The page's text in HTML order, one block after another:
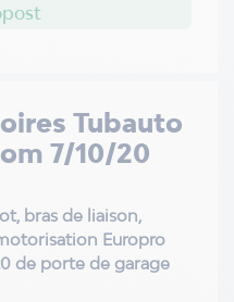
Tubauto
7/10/20
bras de liaison,
Europro
de porte de garage